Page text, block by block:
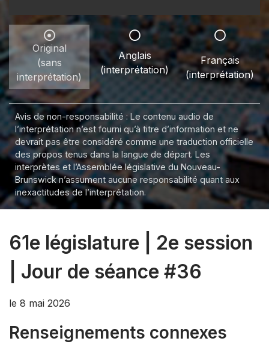
Original
(sans
interprétation)
Anglais
(interprétation)
Français
(interprétation)
Avis de non-responsabilité : Le contenu audio de
l’interprétation n’est fourni qu’à titre d’information et ne
devrait pas être considéré comme une traduction officielle
des propos tenus dans la langue de départ. Les
interprètes et l’Assemblée législative du Nouveau-
Brunswick n’assument aucune responsabilité quant aux
inexactitudes de l’interprétation.
61e législature | 2e session
| Jour de séance #36
le 8 mai 2026
Renseignements connexes